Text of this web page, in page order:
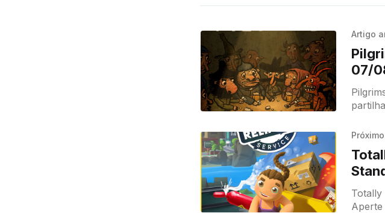
Artigo
07/
Pilgrims Explora à tua vontade e faz novos
21/
Totally
Aperte